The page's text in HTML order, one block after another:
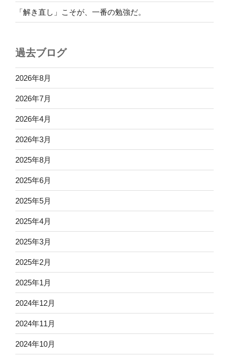
「解き直し」こそが、一番の勉強だ。
過去ブログ
2026年8月
2026年7月
2026年4月
2026年3月
2025年8月
2025年6月
2025年5月
2025年4月
2025年3月
2025年2月
2025年1月
2024年12月
2024年11月
2024年10月